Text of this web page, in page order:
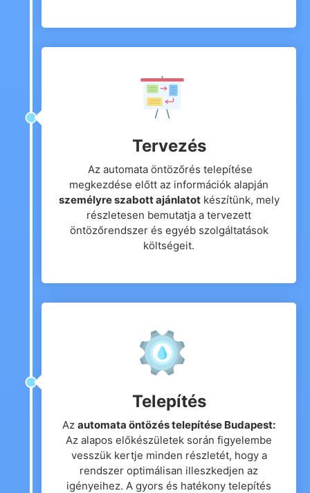
Tervezés
Az automata öntözőrés telepítése
megkezdése előtt az információk alapján
személyre szabott ajánlatotkészítünk, mely
részletesen bemutatja a tervezett
öntözőrendszer és egyéb szolgáltatások
költségeit.
Telepítés
Az automata öntözés telepítése Budapest:
Az alapos előkészületek során figyelembe
vesszük kertje minden részletét, hogy a
rendszer optimálisan illeszkedjen az
igényeihez. A gyors és hatékony telepítés